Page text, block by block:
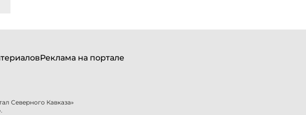
Реклама на портале
Северного Кавказа»